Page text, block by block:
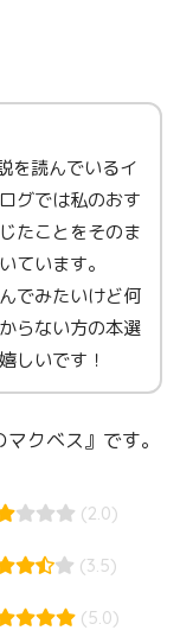
を読んでいるイ
グでは私のおす
たことをそのま
ています。
でみたいけど何
らない方の本選
しいです！
クベス』です。
(2.0)
(3.5)
(5.0)